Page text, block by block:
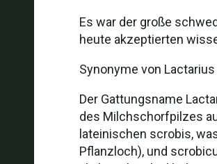
Es war der große
heute akzeptierten
Synonyme von
Der Gattungsname
des Milchschorfpilzes
lateinischen scrobis,
Pflanzloch), und